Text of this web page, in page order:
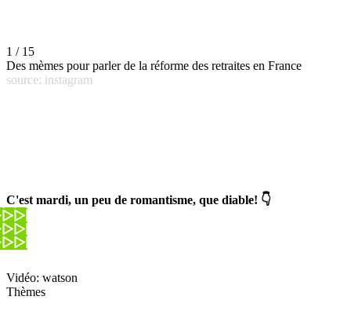
1 / 15
Des mèmes pour parler de la réforme des retraites en France
source: instagram
C'est mardi, un peu de romantisme, que diable! 👇
Vidéo: watson
Thèmes